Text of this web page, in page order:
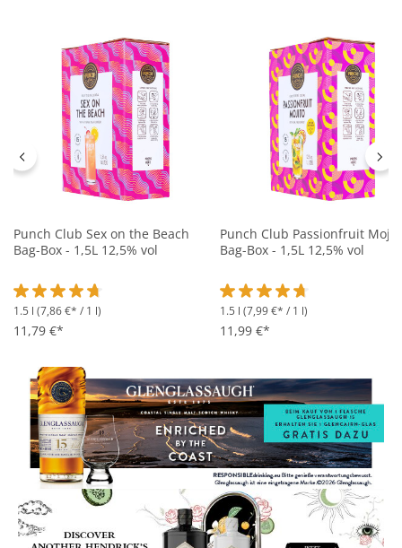
Punch Club Sex on the Beach
Bag-Box - 1,5L 12,5% vol
Durchschnittliche Bewertung von 4.8 von 5 Sternen
1.5 l (7,86 €* / 1 l)
11,79 €*
Punch Club Passionfruit
Bag-Box - 1,5L 12,5% vol
Durchschnittliche
1.5 l (7,99 €* / 1 l)
11,99 €*